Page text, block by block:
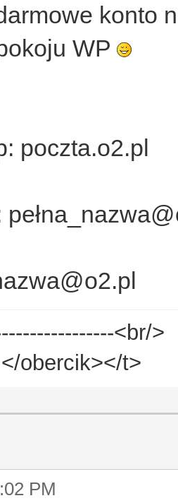
konto
WP
poczta.o2.pl
<br/>
obercik></t>
PM